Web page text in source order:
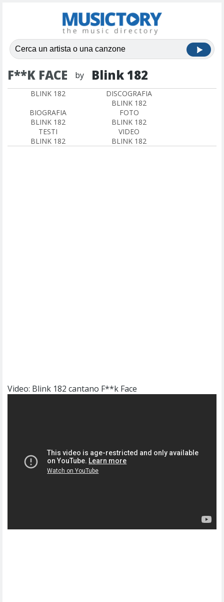
F**K FACE by Blink 182
BLINK 182
DISCOGRAFIA
BLINK 182
BIOGRAFIA
BLINK 182
FOTO
BLINK 182
TESTI
BLINK 182
VIDEO
BLINK 182
Video: Blink 182 cantano F**k Face